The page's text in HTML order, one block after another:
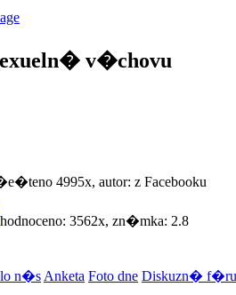
v�chovu
4995x, autor: z Facebooku
3562x, zn�mka: 2.8
n�s Anketa Foto dne Diskuzn�